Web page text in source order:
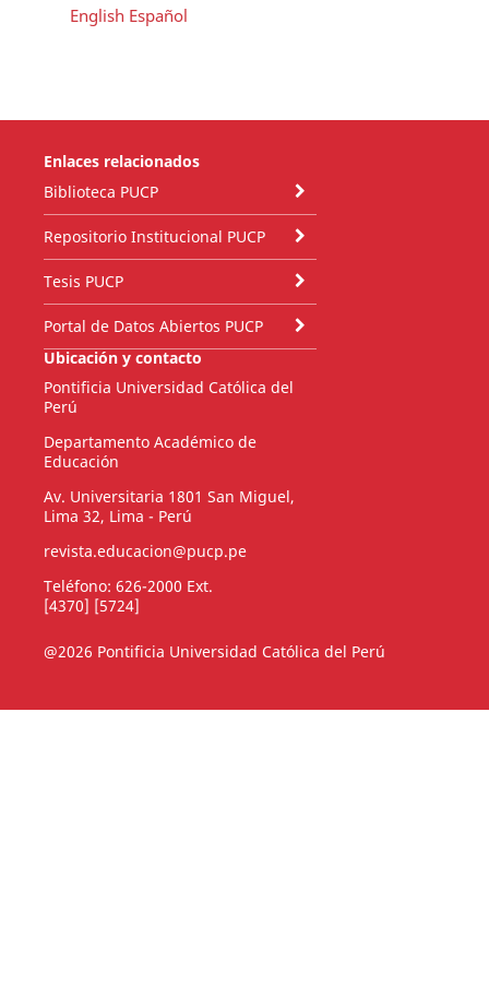
English Español
Enlaces relacionados
Biblioteca PUCP
Repositorio Institucional PUCP
Tesis PUCP
Portal de Datos Abiertos PUCP
Ubicación y contacto
Pontificia Universidad Católica del
Perú
Departamento Académico de
Educación
Av. Universitaria 1801 San Miguel,
Lima 32, Lima - Perú
revista.educacion@pucp.pe
Teléfono: 626-2000 Ext.
[4370] [5724]
@2026 Pontificia Universidad Católica del Perú